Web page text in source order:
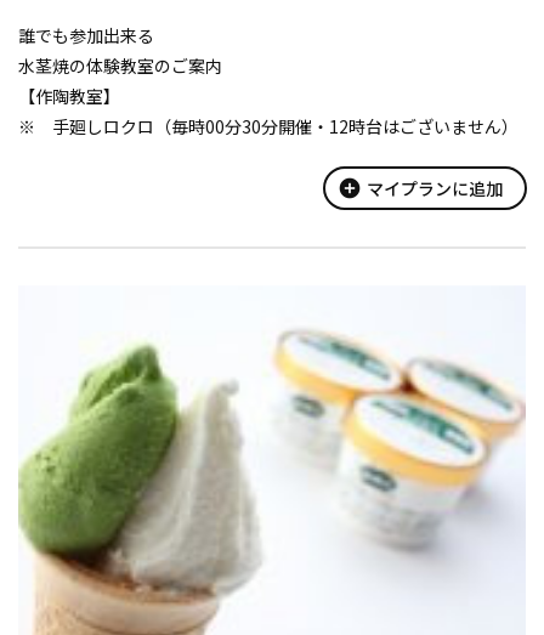
誰でも参加出来る
水茎焼の体験教室のご案内
【作陶教室】
※ 手廻しロクロ（毎時00分30分開催・12時台はございません）
抹茶茶碗・マグカップ・湯呑など
add_circle マイプランに追加